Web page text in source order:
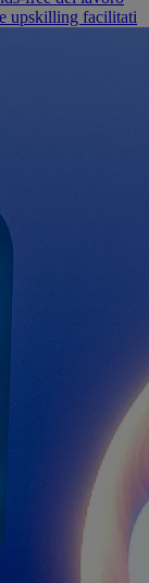
upskilling facilitati